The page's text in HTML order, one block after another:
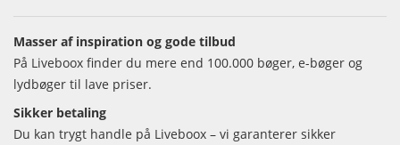
Masser af inspiration og gode tilbud
På Liveboox finder du mere end 100.000 bøger, e-bøger og
lydbøger til lave priser.
Sikker betaling
Du kan trygt handle på Liveboox – vi garanterer sikker